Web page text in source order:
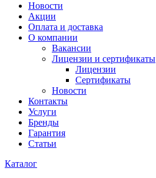
Новости
Акции
Оплата и доставка
О компании
Вакансии
Лицензии и сертификаты
Лицензии
Сертификаты
Новости
Контакты
Услуги
Бренды
Гарантия
Статьи
Каталог